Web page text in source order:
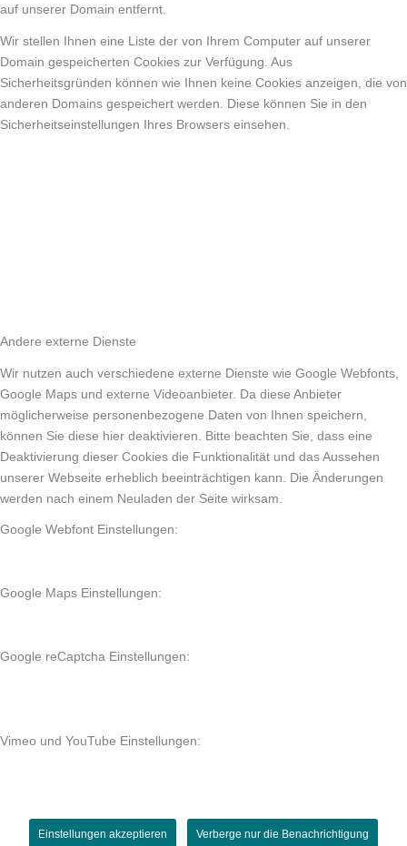
auf unserer Domain entfernt.
Wir stellen Ihnen eine Liste der von Ihrem Computer auf unserer
Domain gespeicherten Cookies zur Verfügung. Aus
Sicherheitsgründen können wie Ihnen keine Cookies anzeigen, die von
anderen Domains gespeichert werden. Diese können Sie in den
Sicherheitseinstellungen Ihres Browsers einsehen.
Andere externe Dienste
Wir nutzen auch verschiedene externe Dienste wie Google Webfonts,
Google Maps und externe Videoanbieter. Da diese Anbieter
möglicherweise personenbezogene Daten von Ihnen speichern,
können Sie diese hier deaktivieren. Bitte beachten Sie, dass eine
Deaktivierung dieser Cookies die Funktionalität und das Aussehen
unserer Webseite erheblich beeinträchtigen kann. Die Änderungen
werden nach einem Neuladen der Seite wirksam.
Google Webfont Einstellungen:
Google Maps Einstellungen:
Google reCaptcha Einstellungen:
Vimeo und YouTube Einstellungen:
Einstellungen akzeptieren Verberge nur die Benachrichtigung